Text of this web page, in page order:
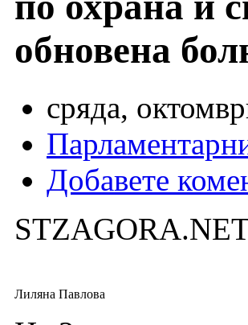
обновена
сряда,
Добавете
Лиляна Павлова